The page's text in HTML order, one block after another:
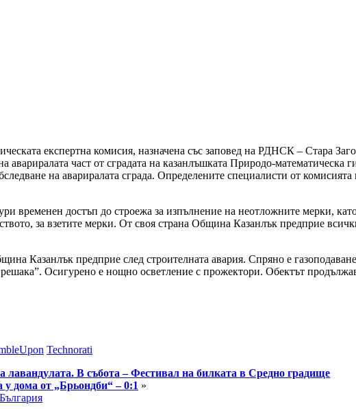
експертна комисия, назначена със заповед на РДНСК – Стара
авариралата част от сградата на казанлъшката Природо-
на авариралата сграда. Определените специалисти от
временен достъп до строежа за изпълнение на неотложните мерки,
за взетите мерки. От своя страна Община Казанлък предприе
Казанлък предприе след строителната авария. Спряно е
Осигурено е нощно осветление с прожектори. Обектът
Technorati
В събота – Фестивал на билката в Средно градище
у дома от „Брьондби“ – 0:1 »